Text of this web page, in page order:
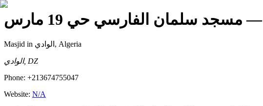
— مسجد سلمان الفارسي حي 19 مارس
Masjid in الوادي, Algeria
الوادي, DZ
Phone: +213674755047
Website: N/A